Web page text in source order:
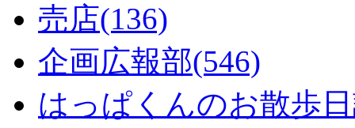
売店(136)
企画広報部(546)
はっぱくんのお散歩